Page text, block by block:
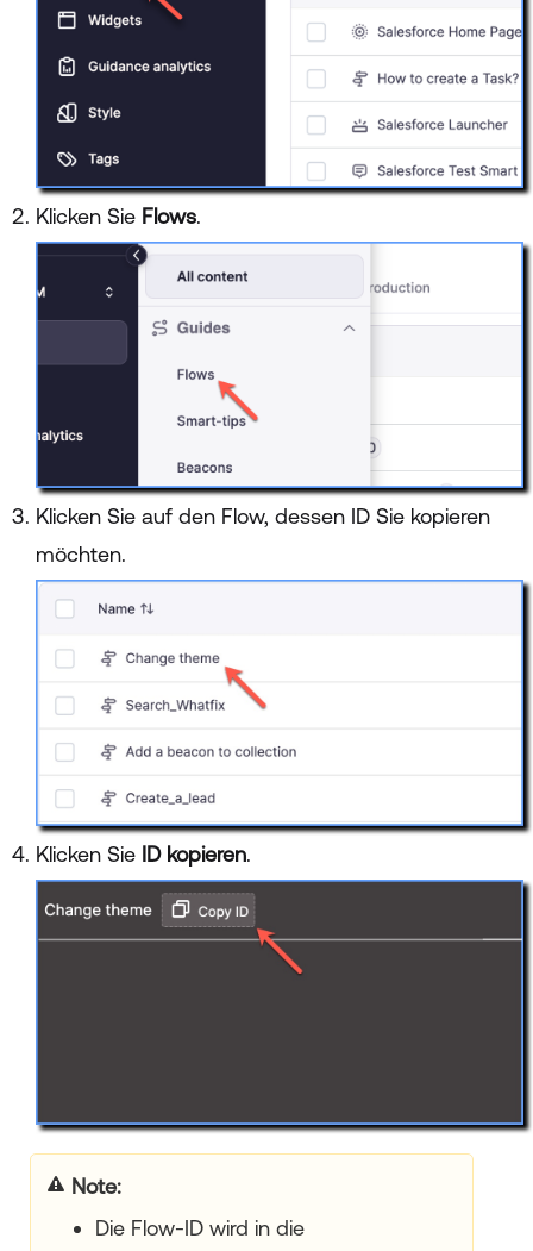
Klicken Sie Flows.
Klicken Sie auf den Flow, dessen ID Sie kopieren
möchten.
Klicken Sie ID kopieren.
Note:
Die Flow-ID wird in die